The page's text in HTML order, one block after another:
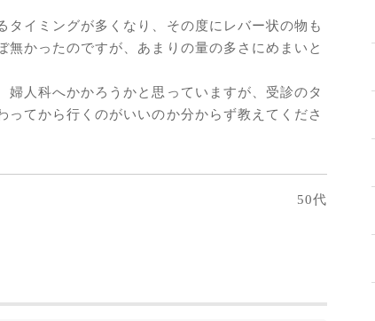
イミングが多くなり、その度にレバー状の物も
かったのですが、あまりの量の多さにめまいと
人科へかかろうかと思っていますが、受診のタ
てから行くのがいいのか分からず教えてくださ
50代